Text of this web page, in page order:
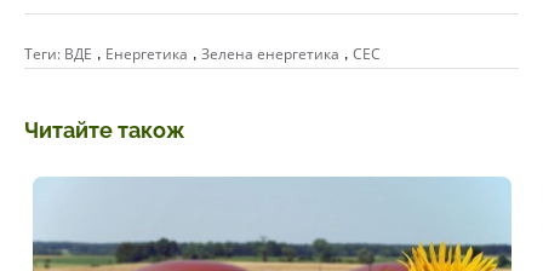
Теги: ВДЕ , Енергетика , Зелена енергетика , СЕС
Читайте також